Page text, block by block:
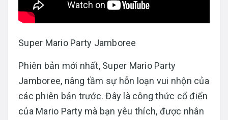
Super Mario Party Jamboree
Phiên bản mới nhất, Super Mario Party
Jamboree, nâng tầm sự hỗn loạn vui nhộn của
các phiên bản trước. Đây là công thức cổ điển
của Mario Party mà bạn yêu thích, được nhân